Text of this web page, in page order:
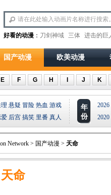
好看的动漫 ： 刀剑神域 三体 进击的巨
国产动漫 欧美动漫
E F G H J K
悬疑 冒险 热血 游戏
后宫 搞笑 里番 真人
年
份
2026
2020
Network > 国产动漫 > 天命
天命